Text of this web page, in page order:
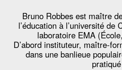
Bruno Robbes est maître
l’éducation à l’université
laboratoire EMA
D’abord instituteur, maître-
dans une banlieue